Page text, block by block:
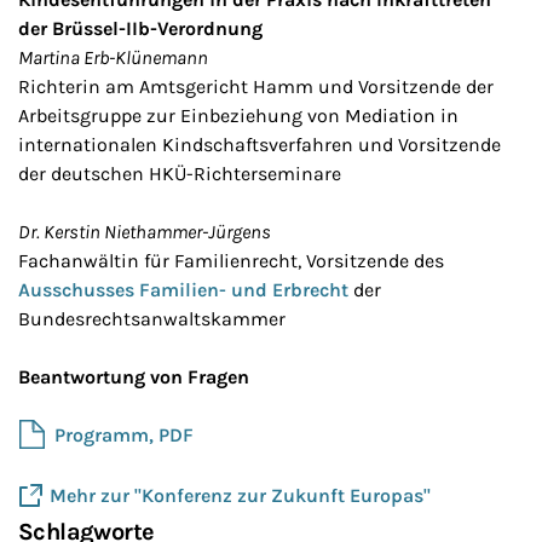
der Brüssel-IIb-Verordnung
Martina Erb-Klünemann
Richterin am Amtsgericht Hamm und Vorsitzende der
Arbeitsgruppe zur Einbeziehung von Mediation in
internationalen Kindschaftsverfahren und Vorsitzende
der deutschen HKÜ-Richterseminare
Dr. Kerstin Niethammer-Jürgens
Fachanwältin für Familienrecht, Vorsitzende des
Ausschusses Familien- und Erbrecht der
Bundesrechtsanwaltskammer
Beantwortung von Fragen
Programm, PDF
Mehr zur "Konferenz zur Zukunft Europas"
Schlagworte